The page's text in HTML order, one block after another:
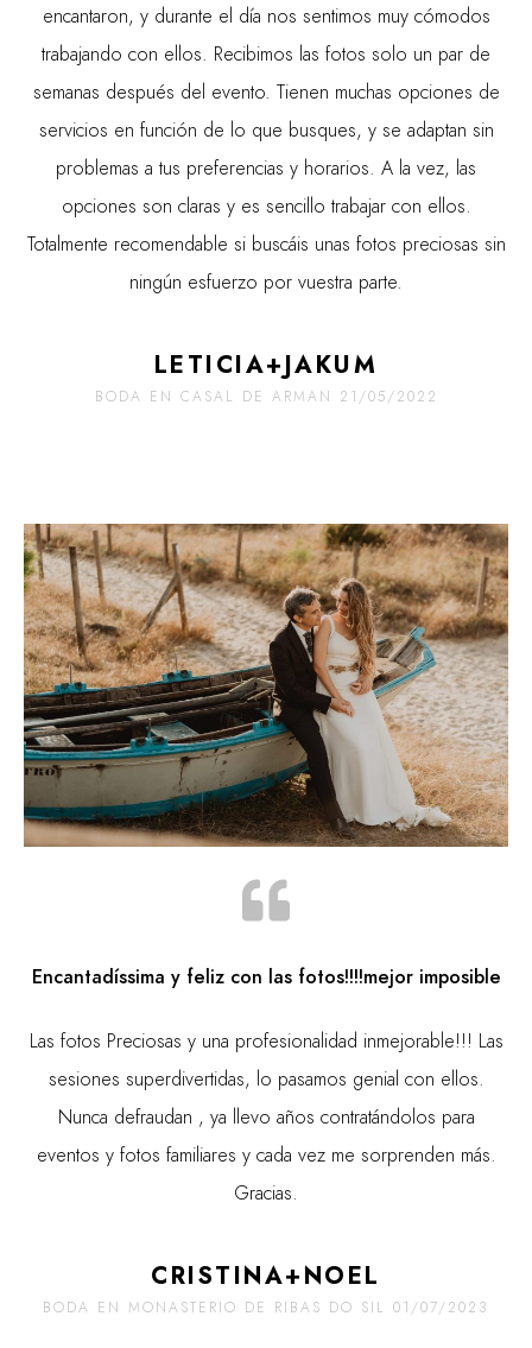
encantaron, y durante el día nos sentimos muy cómodos
trabajando con ellos. Recibimos las fotos solo un par de
semanas después del evento. Tienen muchas opciones de
servicios en función de lo que busques, y se adaptan sin
problemas a tus preferencias y horarios. A la vez, las
opciones son claras y es sencillo trabajar con ellos.
Totalmente recomendable si buscáis unas fotos preciosas sin
ningún esfuerzo por vuestra parte.
LETICIA+JAKUM
BODA EN CASAL DE ARMAN 21/05/2022
Encantadíssima y feliz con las fotos!!!!mejor imposible
Las fotos Preciosas y una profesionalidad inmejorable!!! Las
sesiones superdivertidas, lo pasamos genial con ellos.
Nunca defraudan , ya llevo años contratándolos para
eventos y fotos familiares y cada vez me sorprenden más.
Gracias.
CRISTINA+NOEL
BODA EN MONASTERIO DE RIBAS DO SIL 01/07/2023